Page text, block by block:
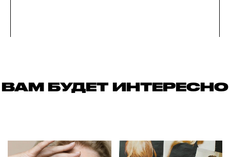
ВАМ БУДЕТ ИНТЕРЕСНО